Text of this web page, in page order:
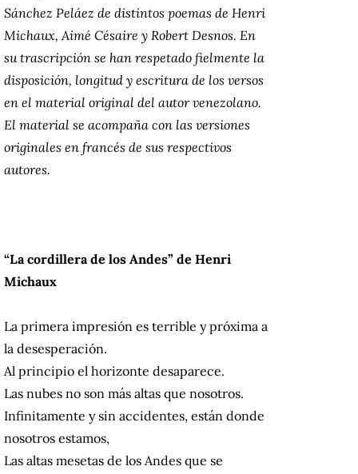
Sánchez Peláez de distintos poemas de Henri
Michaux, Aimé Césaire y Robert Desnos. En
su trascripción se han respetado fielmente la
disposición, longitud y escritura de los versos
en el material original del autor venezolano.
El material se acompaña con las versiones
originales en francés de sus respectivos
autores.
“La cordillera de los Andes” de Henri
Michaux
La primera impresión es terrible y próxima a
la desesperación.
Al principio el horizonte desaparece.
Las nubes no son más altas que nosotros.
Infinitamente y sin accidentes, están donde
nosotros estamos,
Las altas mesetas de los Andes que se